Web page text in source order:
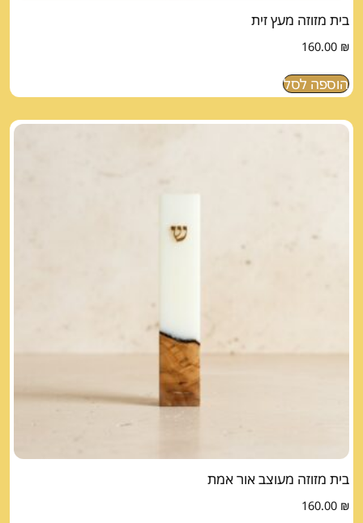
בית מזוזה מעץ זית
160.00 ₪
הוספה לסל
בית מזוזה מעוצב אור אמת
160.00 ₪